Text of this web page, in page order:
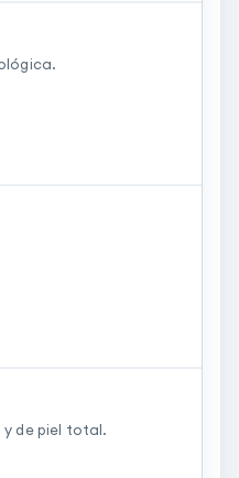
y de piel total.